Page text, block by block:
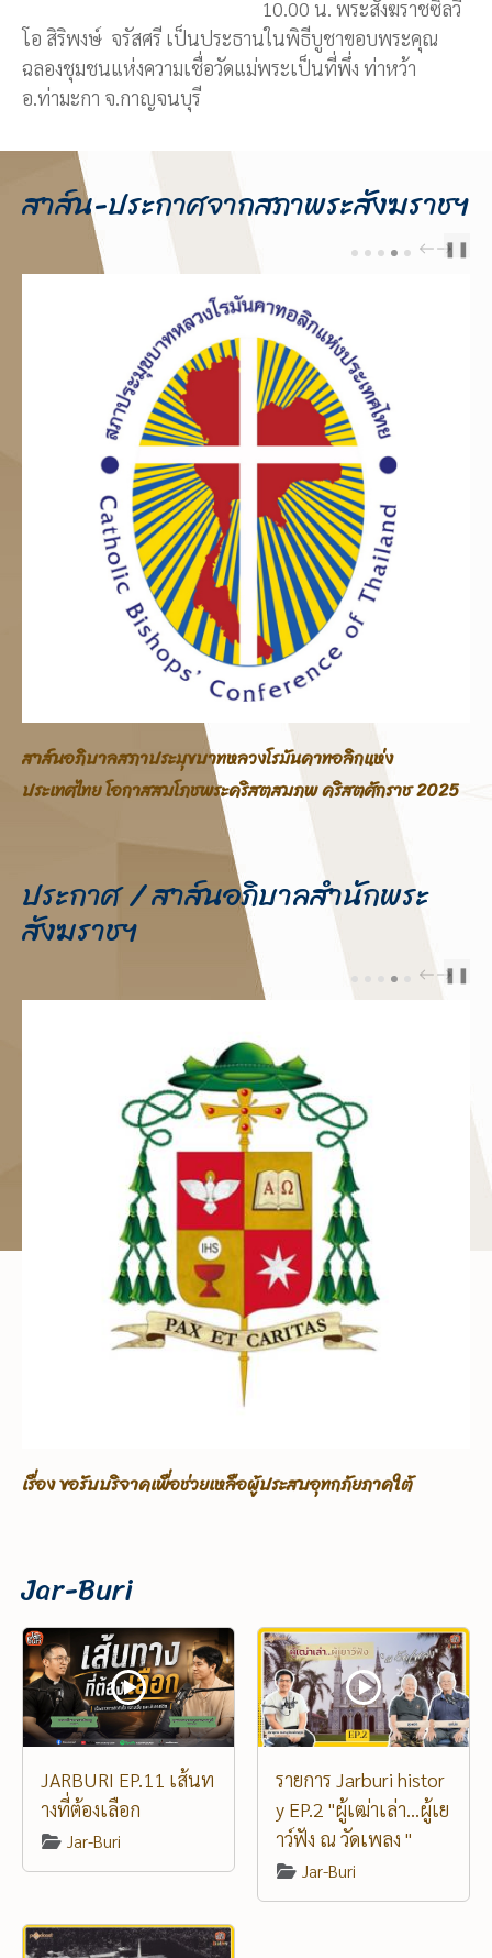
10.00 น. พระสังฆราชซิลวี
โอ สิริพงษ์ จรัสศรี เป็นประธานในพิธีบูชาขอบพระคุณ
ฉลองชุมชนแห่งความเชื่อวัดแม่พระเป็นที่พึ่ง ท่าหว้า
อ.ท่ามะกา จ.กาญจนบุรี
สาส์น-ประกาศจากสภาพระสังฆราชฯ
PREV
NEXT
❚❚
แห่ง
ศักราช 2025
ประกาศสภาประมุขบาทหลวงโรมันคาทอลิกแห่งป
เรื่อง ขอความอนุเคราะห์ช่วยเหลือประชาชน ผู้ได้
จากสถานการณ์ชายแดนไทย-กัมพูชา
ประกาศ / สาส์นอภิบาลสำนักพระ
สังฆราชฯ
PREV
NEXT
❚❚
ทกภัยภาคใต้ กฤษฎีกา ข้อกําหนดสังฆมณฑลราชบุรี ค.ศ
Jar-Buri
JARBURI EP.11 เส้นท
างที่ต้องเลือก
Jar-Buri
รายการ Jarburi histor
y EP.2 "ผู้เฒ่าเล่า...ผู้เย
าว์ฟัง ณ วัดเพลง "
Jar-Buri